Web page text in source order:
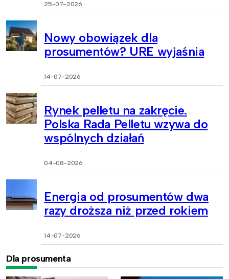
25-07-2026
Nowy obowiązek dla
prosumentów? URE wyjaśnia
14-07-2026
Rynek pelletu na zakręcie.
Polska Rada Pelletu wzywa do
wspólnych działań
04-08-2026
Energia od prosumentów dwa
razy droższa niż przed rokiem
14-07-2026
Dla prosumenta